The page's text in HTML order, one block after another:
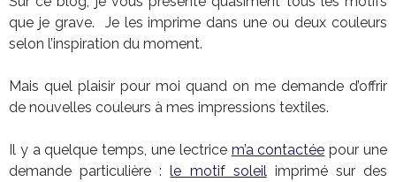
que je grave. Je les imprime dans une ou deux couleurs
selon l’inspiration du moment.
Mais quel plaisir pour moi quand on me demande d’offrir
de nouvelles couleurs à mes impressions textiles.
Il y a quelque temps, une lectrice m’a contactée pour une
demande particulière :le motif soleil imprimé sur des